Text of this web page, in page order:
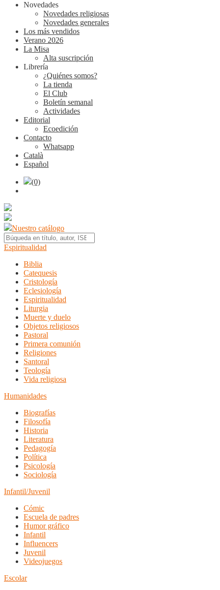
Novedades
Novedades religiosas
Novedades generales
Los más vendidos
Verano 2026
La Misa
Alta suscripción
Librería
¿Quiénes somos?
La tienda
El Club
Boletín semanal
Actividades
Editorial
Ecoedición
Contacto
Whatsapp
Català
Español
(0)
Nuestro catálogo
Espiritualidad
Biblia
Catequesis
Cristología
Eclesiología
Espiritualidad
Liturgia
Muerte y duelo
Objetos religiosos
Pastoral
Primera comunión
Religiones
Santoral
Teología
Vida religiosa
Humanidades
Biografías
Filosofía
Historia
Literatura
Pedagogía
Política
Psicología
Sociología
Infantil/Juvenil
Cómic
Escuela de padres
Humor gráfico
Infantil
Influencers
Juvenil
Videojuegos
Escolar